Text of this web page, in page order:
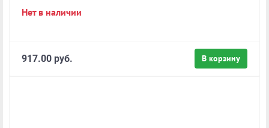
Нет в наличии
В корзину
917.00 руб.